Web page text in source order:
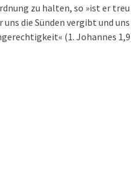
(1. Johannes